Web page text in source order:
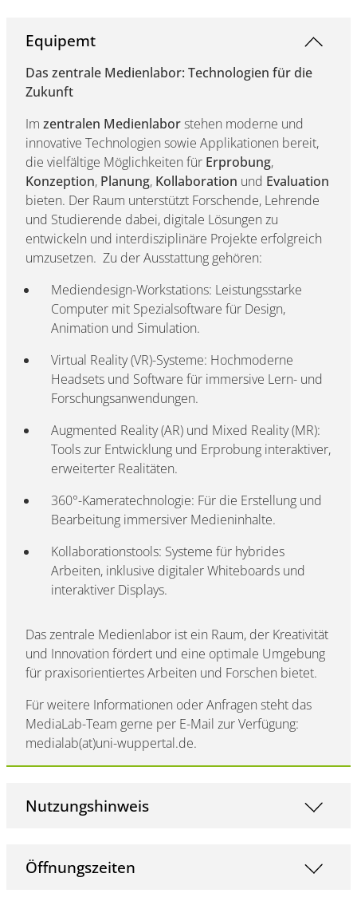
Equipemt
Das zentrale Medienlabor: Technologien für die
Zukunft
Im zentralen Medienlaborstehen moderne und
innovative Technologien sowie Applikationen bereit,
die vielfältige Möglichkeiten für Erprobung,
Konzeption, Planung, Kollaboration und Evaluation
bieten. Der Raum unterstützt Forschende, Lehrende
und Studierende dabei, digitale Lösungen zu
entwickeln und interdisziplinäre Projekte erfolgreich
umzusetzen. Zu der Ausstattung gehören:
Mediendesign-Workstations: Leistungsstarke
Computer mit Spezialsoftware für Design,
Animation und Simulation.
Virtual Reality (VR)-Systeme: Hochmoderne
Headsets und Software für immersive Lern- und
Forschungsanwendungen.
Augmented Reality (AR) und Mixed Reality (MR):
Tools zur Entwicklung und Erprobung interaktiver,
erweiterter Realitäten.
360°-Kameratechnologie: Für die Erstellung und
Bearbeitung immersiver Medieninhalte.
Kollaborationstools: Systeme für hybrides
Arbeiten, inklusive digitaler Whiteboards und
interaktiver Displays.
Das zentrale Medienlabor ist ein Raum, der Kreativität
und Innovation fördert und eine optimale Umgebung
für praxisorientiertes Arbeiten und Forschen bietet.
Für weitere Informationen oder Anfragen steht das
MediaLab-Team gerne per E-Mail zur Verfügung:
medialab(at)uni-wuppertal.de.
Nutzungshinweis
Öffnungszeiten